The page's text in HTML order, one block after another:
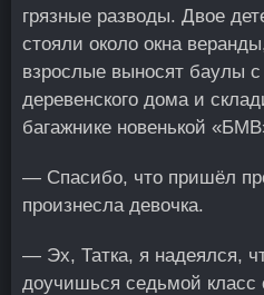
грязные разводы. Двое
стояли около окна
взрослые выносят баулы
деревенского дома и
багажнике новенькой
— Спасибо, что пришёл
произнесла девочка.
— Эх, Татка, я надеялся,
доучишься седьмой